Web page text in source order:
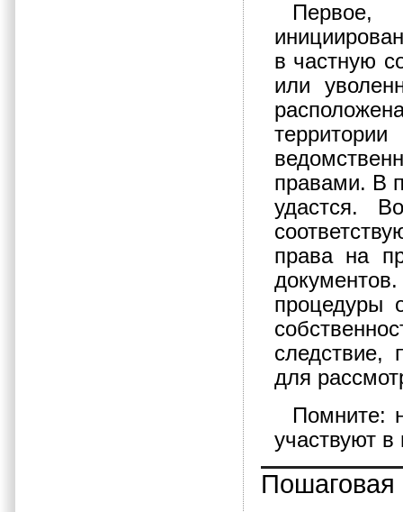
в частную
или
правами. В
удастся.
права на
процедуры
следствие,
для
Помните:
участвуют
Пошаговая